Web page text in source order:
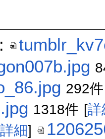
292件
1318件 [詳
詳細]